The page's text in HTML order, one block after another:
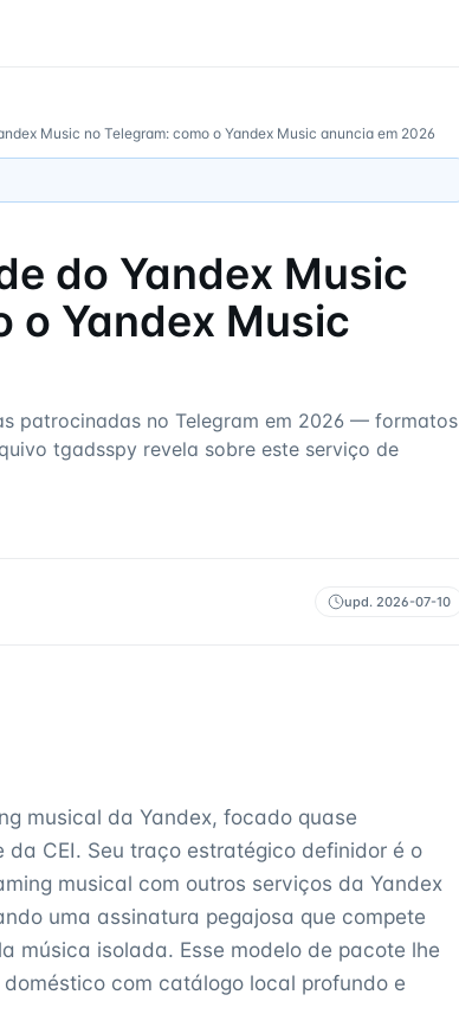
Music no Telegram: como o Yandex Music anuncia em 2026
do Yandex Music
o Yandex Music
patrocinadas no Telegram em 2026 — formatos
tgadsspy revela sobre este serviço de
upd. 2026-07-10
musical da Yandex, focado quase
CEI. Seu traço estratégico definidor é o
musical com outros serviços da Yandex
uma assinatura pegajosa que compete
música isolada. Esse modelo de pacote lhe
com catálogo local profundo e